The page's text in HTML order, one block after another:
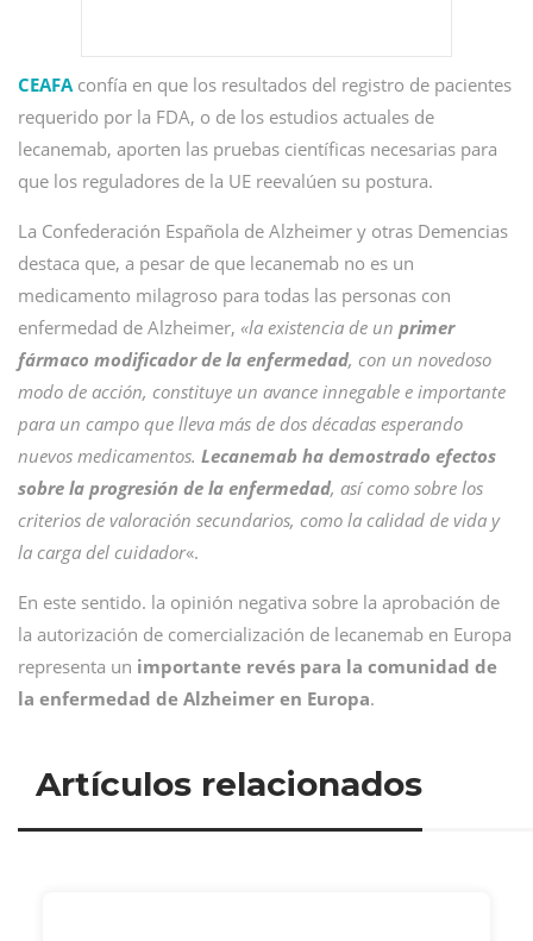
CEAFAconfía en que los resultados del registro de pacientes
requerido por la FDA, o de los estudios actuales de
lecanemab, aporten las pruebas científicas necesarias para
que los reguladores de la UE reevalúen su postura.
La Confederación Española de Alzheimer y otras Demencias
destaca que, a pesar de que lecanemab no es un
medicamento milagroso para todas las personas con
enfermedad de Alzheimer, «la existencia de un primer
fármaco modificador de la enfermedad, con un novedoso
modo de acción, constituye un avance innegable e importante
para un campo que lleva más de dos décadas esperando
nuevos medicamentos. Lecanemab ha demostrado efectos
sobre la progresión de la enfermedad, así como sobre los
criterios de valoración secundarios, como la calidad de vida y
la carga del cuidador«.
En este sentido. la opinión negativa sobre la aprobación de
la autorización de comercialización de lecanemab en Europa
representa un importante revés para la comunidad de
la enfermedad de Alzheimer en Europa.
Artículos relacionados